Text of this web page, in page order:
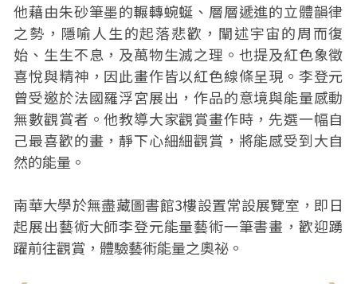
他藉由朱砂筆墨的輾轉蜿蜒、層層遞進的立體韻律
之勢，隱喻人生的起落悲歡，闡述宇宙的周而復
始、生生不息，及萬物生滅之理。也提及紅色象徵
喜悅與精神，因此畫作皆以紅色線條呈現。李登元
曾受邀於法國羅浮宮展出，作品的意境與能量感動
無數觀賞者。他教導大家觀賞畫作時，先選一幅自
己最喜歡的畫，靜下心細細觀賞，將能感受到大自
然的能量。
南華大學於無盡藏圖書館3樓設置常設展覽室，即日
起展出藝術大師李登元能量藝術一筆書畫，歡迎踴
躍前往觀賞，體驗藝術能量之奧祕。